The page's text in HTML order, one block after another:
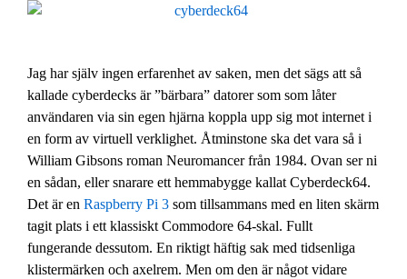
Jag har själv ingen erfarenhet av saken, men det sägs att så
kallade cyberdecks är ”bärbara” datorer som som låter
användaren via sin egen hjärna koppla upp sig mot internet i
en form av virtuell verklighet. Åtminstone ska det vara så i
William Gibsons roman Neuromancer från 1984. Ovan ser ni
en sådan, eller snarare ett hemmabygge kallat Cyberdeck64.
Det är en Raspberry Pi 3 som tillsammans med en liten skärm
tagit plats i ett klassiskt Commodore 64-skal. Fullt
fungerande dessutom. En riktigt häftig sak med tidsenliga
klistermärken och axelrem. Men om den är något vidare